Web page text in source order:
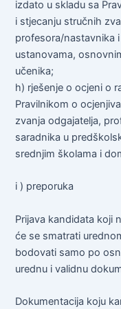
izdato u skladu sa
i stjecanju stručnih
profesora/nastavnika
ustanovama,
učenika;
h) rješenje o ocjeni o
Pravilnikom o
zvanja odgajatelja,
saradnika u
srednjim školama i
i ) preporuka
Prijava kandidata koji
će se smatrati
bodovati samo po
urednu i validnu
Dokumentacija koju